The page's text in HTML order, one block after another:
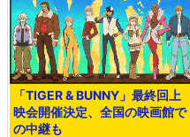
「TIGER & BUNNY」最終回上
映会開催決定、全国の映画館で
の中継も